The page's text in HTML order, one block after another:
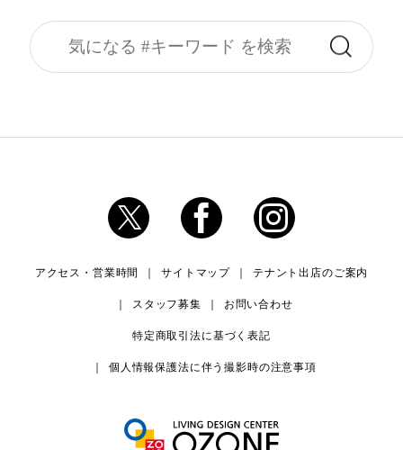
アクセス・営業時間 サイトマップ テナント出店のご案内
スタッフ募集 お問い合わせ
特定商取引法に基づく表記
個人情報保護法に伴う撮影時の注意事項